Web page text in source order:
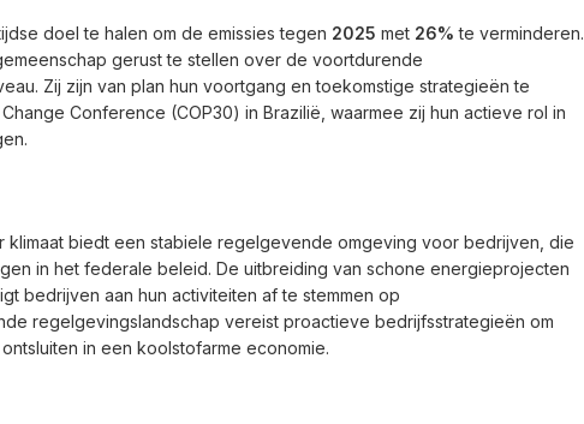
doel te halen om de emissies tegen 2025 met 26% te verminderen.
gerust te stellen over de voortdurende
Zij zijn van plan hun voortgang en toekomstige strategieën te
Conference (COP30) in Brazilië, waarmee zij hun actieve rol in
klimaat biedt een stabiele regelgevende omgeving voor bedrijven, die
in het federale beleid. De uitbreiding van schone energieprojecten
bedrijven aan hun activiteiten af te stemmen op
regelgevingslandschap vereist proactieve bedrijfsstrategieën om
in een koolstofarme economie.